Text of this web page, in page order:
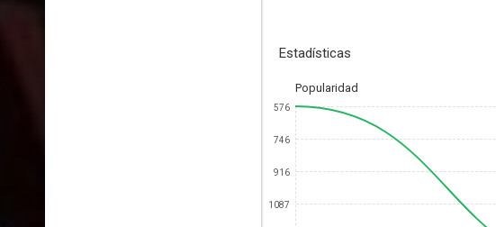
Estadísticas
Popularidad
576
746
916
1087